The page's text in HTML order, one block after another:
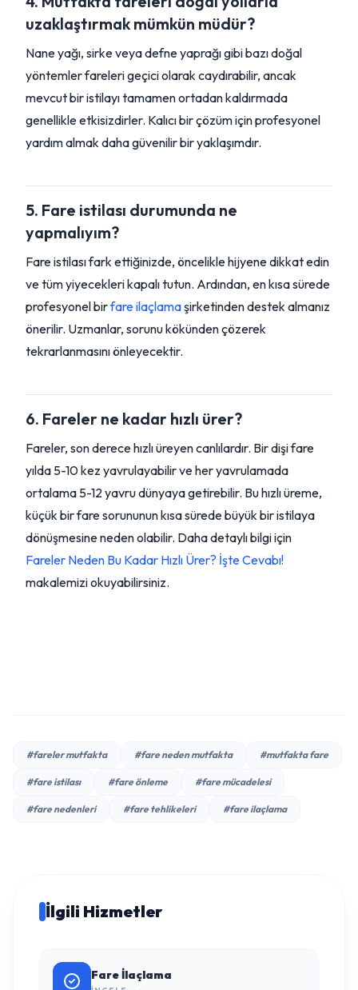
uzaklaştırmak mümkün müdür?
Nane yağı, sirke veya defne yaprağı gibi bazı doğal
yöntemler fareleri geçici olarak caydırabilir, ancak
mevcut bir istilayı tamamen ortadan kaldırmada
genellikle etkisizdirler. Kalıcı bir çözüm için profesyonel
yardım almak daha güvenilir bir yaklaşımdır.
5. Fare istilası durumunda ne
yapmalıyım?
Fare istilası fark ettiğinizde, öncelikle hijyene dikkat edin
ve tüm yiyecekleri kapalı tutun. Ardından, en kısa sürede
profesyonel birfare ilaçlamaşirketinden destek almanız
önerilir. Uzmanlar, sorunu kökünden çözerek
tekrarlanmasını önleyecektir.
6. Fareler ne kadar hızlı ürer?
Fareler, son derece hızlı üreyen canlılardır. Bir dişi fare
yılda 5-10 kez yavrulayabilir ve her yavrulamada
ortalama 5-12 yavru dünyaya getirebilir. Bu hızlı üreme,
küçük bir fare sorununun kısa sürede büyük bir istilaya
dönüşmesine neden olabilir. Daha detaylı bilgi için
Fareler Neden Bu Kadar Hızlı Ürer? İşte Cevabı!
makalemizi okuyabilirsiniz.
#fareler mutfakta #fare neden mutfakta #mutfakta fare
#fare istilası #fare önleme #fare mücadelesi
#fare nedenleri #fare tehlikeleri #fare ilaçlama
İlgili Hizmetler
Fare İlaçlama